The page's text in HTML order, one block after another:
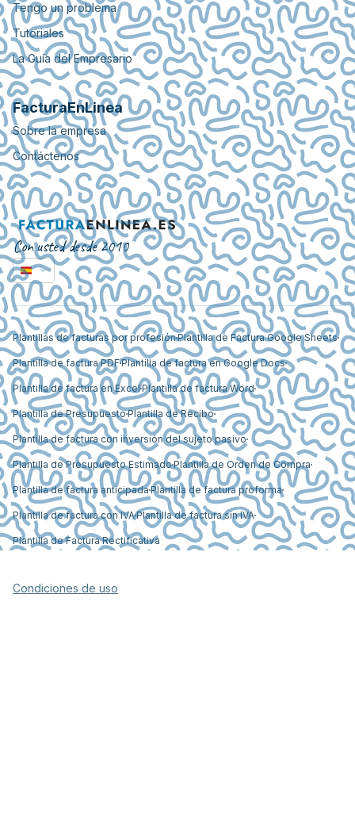
Tengo un problema
Tutoriales
La Guía del Empresario
FacturaEnLinea
Sobre la empresa
Contáctenos
Con usted desde 2010
Plantillas de facturas por profesiónPlantilla de Factura Google Sheets
Plantilla de factura PDFPlantilla de factura en Google Docs
Plantilla de factura en Excel Plantilla de factura Word
Plantilla de PresupuestoPlantilla de Recibo
Plantilla de factura con inversión del sujeto pasivo
Plantilla de Presupuesto EstimadoPlantilla de Orden de Compra
Plantilla de factura anticipadaPlantilla de factura proforma
Plantilla de factura con IVAPlantilla de factura sin IVA
Plantilla de Factura Rectificativa
Condiciones de uso